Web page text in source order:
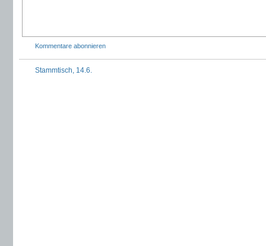
Kommentare abonnieren
Stammtisch, 14.6.